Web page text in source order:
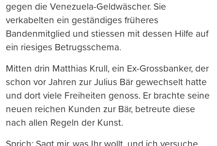
gegen die Venezuela-Geldwäscher. Sie
verkabelten ein geständiges früheres
Bandenmitglied und stiessen mit dessen Hilfe auf
ein riesiges Betrugsschema.
Mitten drin Matthias Krull, ein Ex-Grossbanker, der
schon vor Jahren zur Julius Bär gewechselt hatte
und dort viele Freiheiten genoss. Er brachte seine
neuen reichen Kunden zur Bär, betreute diese
nach allen Regeln der Kunst.